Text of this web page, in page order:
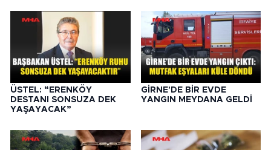
ÜSTEL: “ERENKÖY
DESTANI SONSUZA DEK
YAŞAYACAK”
GİRNE'DE BİR EVDE
YANGIN MEYDANA GELDİ